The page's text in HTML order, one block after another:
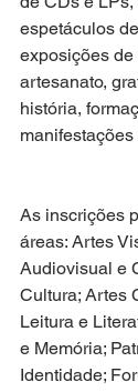
espetáculos
exposições
artesanato,
história,
As inscrições
áreas: Artes
Audiovisual e
Cultura; Artes
Leitura e
e Memória;
Identidade;